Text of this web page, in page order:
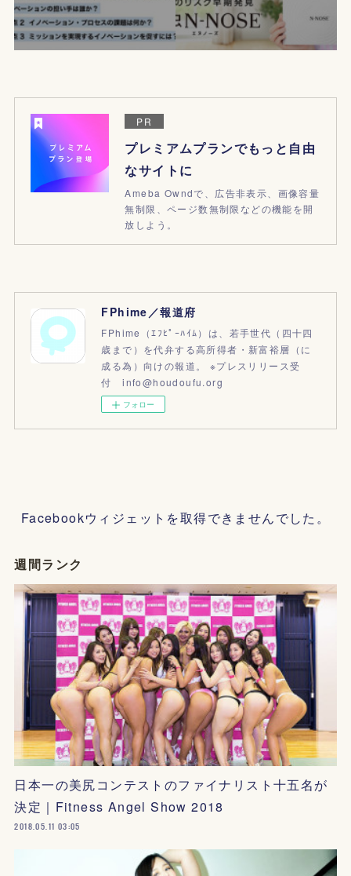
PR
プレミアムプランでもっと自由
なサイトに
Ameba Owndで、広告非表示、画像容量
無制限、ページ数無制限などの機能を開
放しよう。
FPhime／報道府
FPhime（ｴﾌﾋﾟｰﾊｲﾑ）は、若手世代（四十四
歳まで）を代弁する高所得者・新富裕層（に
成る為）向けの報道。 ※プレスリリース受
付 info@houdoufu.org
フォロー
Facebookウィジェットを取得できませんでした。
週間ランク
日本一の美尻コンテストのファイナリスト十五名が
決定｜Fitness Angel Show 2018
2018.05.11 03:05